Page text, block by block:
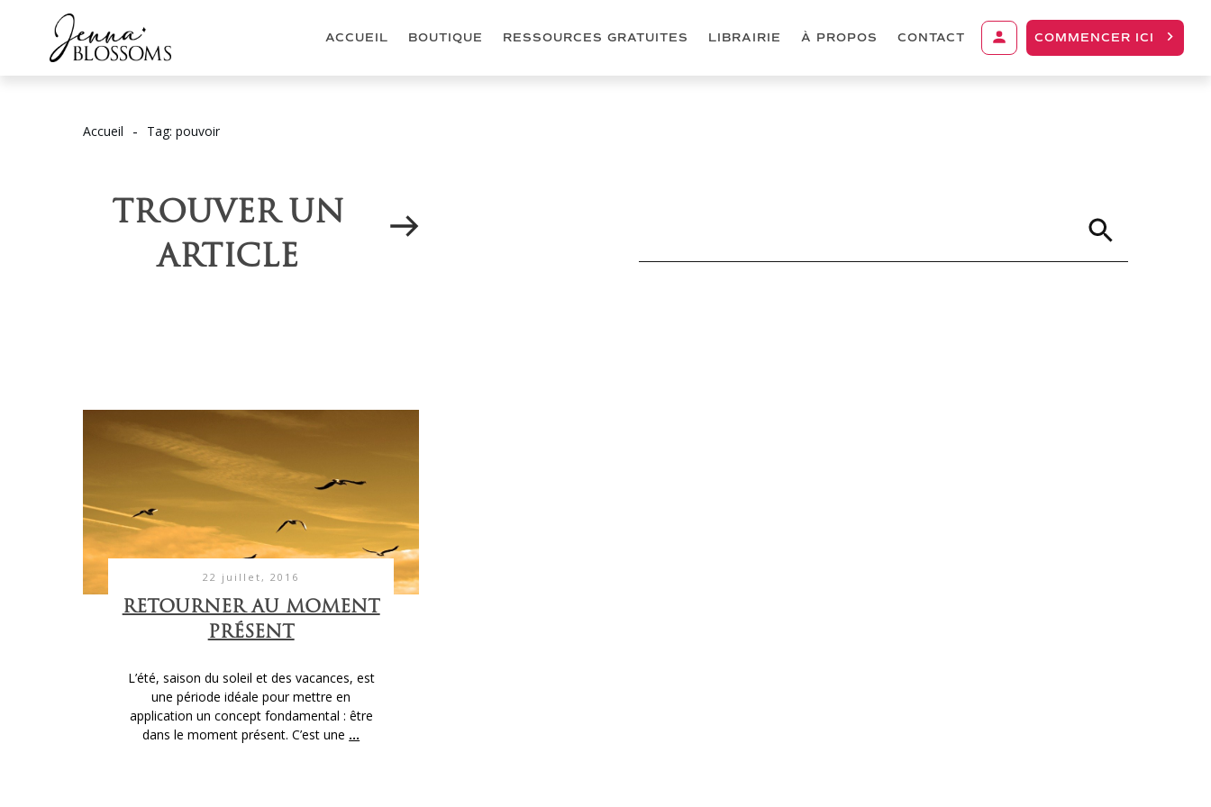
ACCUEIL BOUTIQUE RESSOURCES GRATUITES LIBRAIRIE À PROPOS CONTACT COMMENCER ICI
Accueil - Tag: pouvoir
TROUVER UN
ARTICLE
22 juillet, 2016
RETOURNER AU MOMENT
PRÉSENT
L’été, saison du soleil et des vacances, est
une période idéale pour mettre en
application un concept fondamental : être
dans le moment présent. C’est une ...